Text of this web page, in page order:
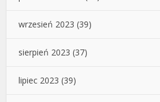
wrzesień 2023 (39)
sierpień 2023 (37)
lipiec 2023 (39)